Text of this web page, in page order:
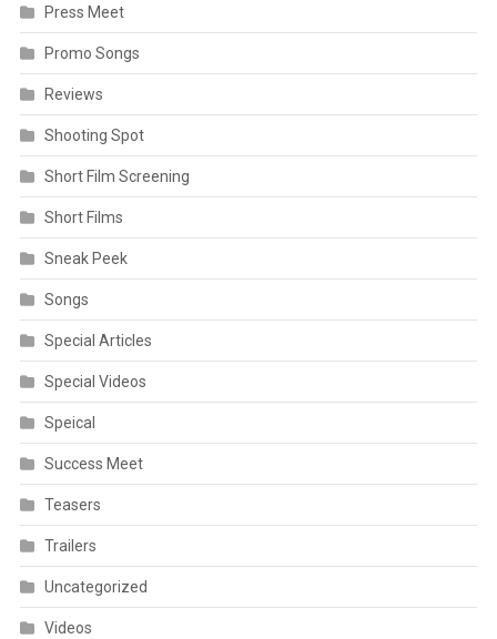
Press Meet
Promo Songs
Reviews
Shooting Spot
Short Film Screening
Short Films
Sneak Peek
Songs
Special Articles
Special Videos
Speical
Success Meet
Teasers
Trailers
Uncategorized
Videos